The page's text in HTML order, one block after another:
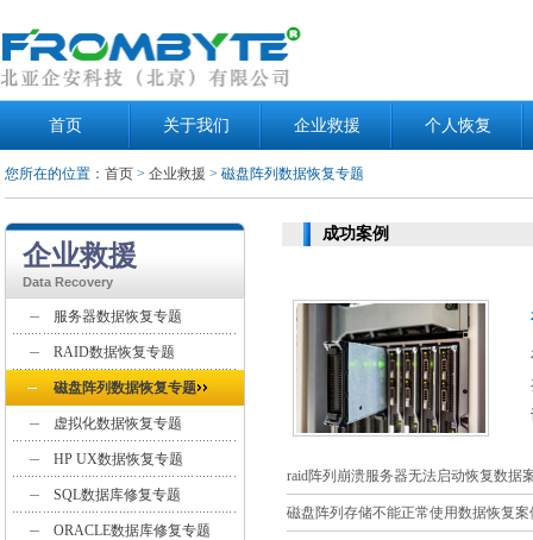
首页 关于我们 企业救援 个人恢复
您所在的位置： 首页> 企业救援 > 磁盘阵列数据恢复专题
企业救援
Data Recovery
服务器数据恢复专题
RAID数据恢复专题
磁盘阵列数据恢复专题
虚拟化数据恢复专题
HP UX数据恢复专题
SQL数据库修复专题
ORACLE数据库修复专题
成功案例
raid阵列崩溃服务器无法启动恢复数据
磁盘阵列存储不能正常使用数据恢复案